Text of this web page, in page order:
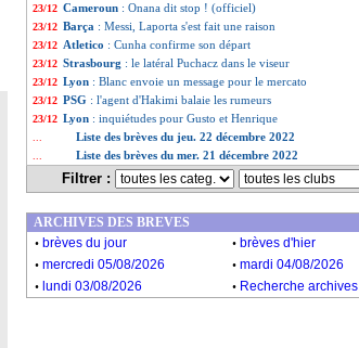
23/12 Cameroun : Onana dit stop ! (officiel)
23/12 Barça : Messi, Laporta s'est fait une raison
23/12 Atletico : Cunha confirme son départ
23/12 Strasbourg : le latéral Puchacz dans le viseur
23/12 Lyon : Blanc envoie un message pour le mercato
23/12 PSG : l'agent d'Hakimi balaie les rumeurs
23/12 Lyon : inquiétudes pour Gusto et Henrique
Liste des brèves du jeu. 22 décembre 2022
Liste des brèves du mer. 21 décembre 2022
Filtrer :
ARCHIVES DES BREVES
. brèves du jour . brèves d'hier
. mercredi 05/08/2026 . mardi 04/08/2026
. lundi 03/08/2026 . Recherche archives